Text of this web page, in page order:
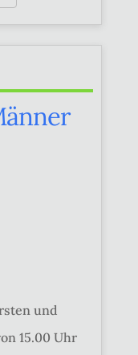
und
15.00 Uhr